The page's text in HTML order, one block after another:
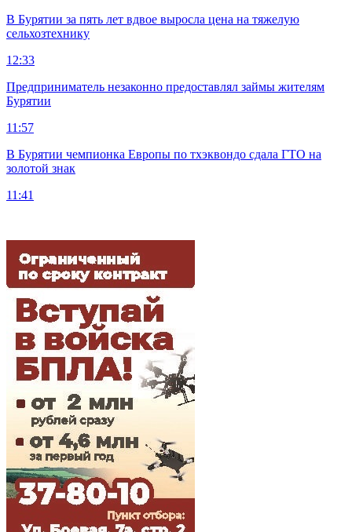
В Бурятии за пять лет вдвое выросла цена на тяжелую
сельхозтехнику
12:33
Предприниматель незаконно предоставлял займы жителям
Бурятии
11:57
В Бурятии чемпионка Европы по тхэквондо сдала ГТО на
золотой знак
11:41